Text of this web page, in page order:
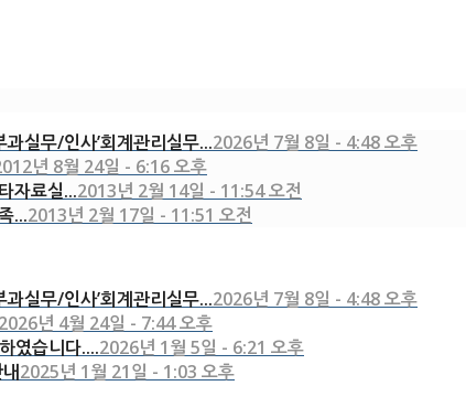
실무/인사’회계관리실무...2026년 7월 8일 - 4:48 오후
년 8월 24일 - 6:16 오후
자료실...2013년 2월 14일 - 11:54 오전
...2013년 2월 17일 - 11:51 오전
실무/인사’회계관리실무...2026년 7월 8일 - 4:48 오후
2026년 4월 24일 - 7:44 오후
였습니다....2026년 1월 5일 - 6:21 오후
2025년 1월 21일 - 1:03 오후